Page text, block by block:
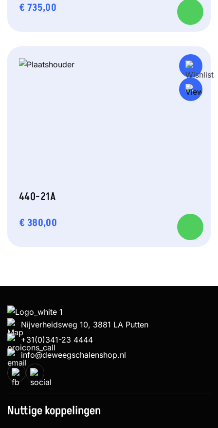
€ 735,00
440-21A
€ 380,00
Nijverheidsweg 10, 3881 LA Putten
+31(0)341-23 4444
info@deweegschalenshop.nl
Nuttige koppelingen